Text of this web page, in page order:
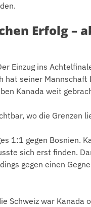
Erfolg –
Einzug ins
hat seiner
Kanada weit
wo die Grenzen
1:1 gegen Bosnien.
sich erst finden.
gegen einen
Schweiz war